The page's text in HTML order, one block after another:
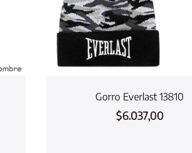
Gorro Everlast 13810
$6.037,00